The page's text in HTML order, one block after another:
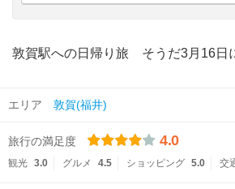
敦賀駅への日帰り旅 そうだ3月16日
エリア 敦賀(福井)
旅行の満足度 4.0
観光 3.0 グルメ 4.5 ショッピング 5.0 交